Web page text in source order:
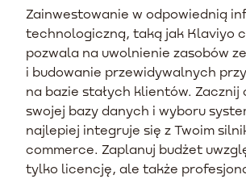
Zainwestowanie w odpowiednią
technologiczną, taką jak Klaviyo
pozwala na uwolnienie zasobów
i budowanie przewidywalnych
na bazie stałych klientów. Zacznij
swojej bazy danych i wyboru
najlepiej integruje się z Twoim
commerce. Zaplanuj budżet
tylko licencję, ale także